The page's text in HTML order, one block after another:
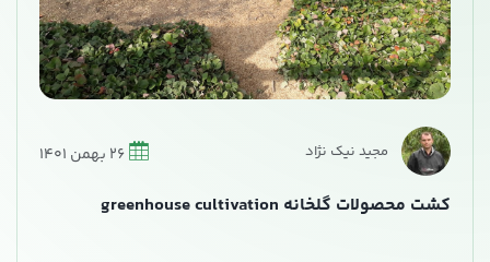
مجید نیک نژاد 26 بهمن 1401
کشت محصولات گلخانه greenhouse cultivation